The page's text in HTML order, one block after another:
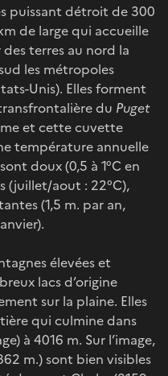
puissant détroit de 300
de large qui accueille
terres au nord la
les métropoles
Unis). Elles forment
du Puget
et cette cuvette
température annuelle
doux (0,5 à 1°C en
(juillet/aout : 22°C),
(1,5 m. par an,
élevées et
lacs d’origine
sur la plaine. Elles
qui culmine dans
à 4016 m. Sur l’image,
m.) sont bien visibles